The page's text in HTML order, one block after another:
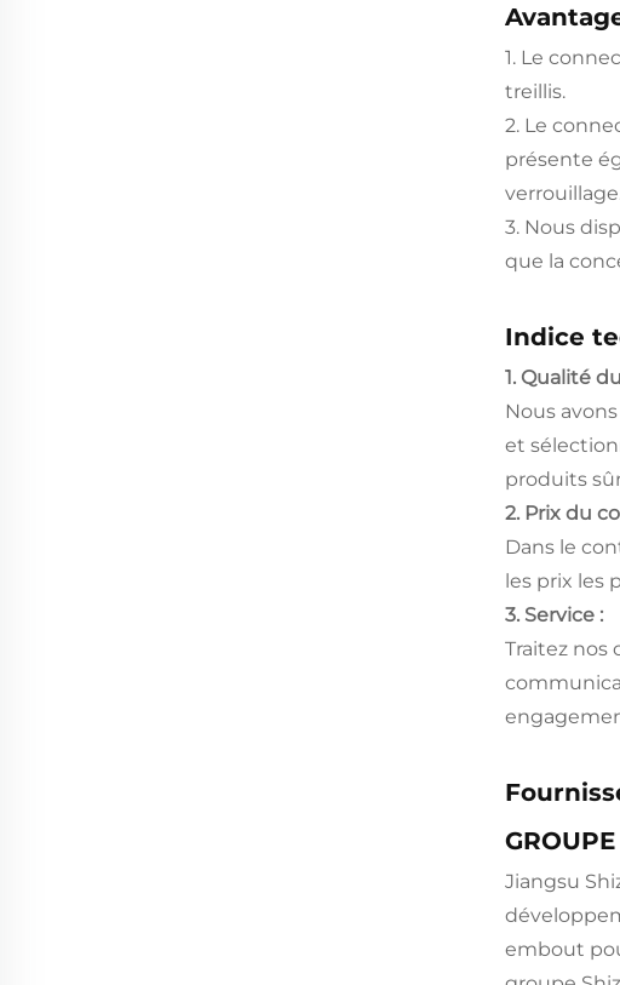
1. Le
treillis.
2. Le
présente
3. Nous
que la
Indice
1. Qualité
Nous
et
produits
2. Prix du
Dans le
les prix les
3. Service :
Traitez nos
Jiangsu
embout